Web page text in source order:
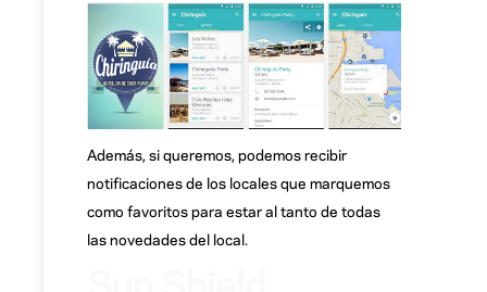
Además, si queremos, podemos recibir
notificaciones de los locales que marquemos
como favoritos para estar al tanto de todas
las novedades del local.